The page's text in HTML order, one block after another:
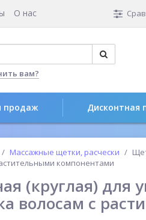
О нас
вам?
продаж Дисконтная
Массажные щетки, расчески
компонентами
(круглая) для
волосам с